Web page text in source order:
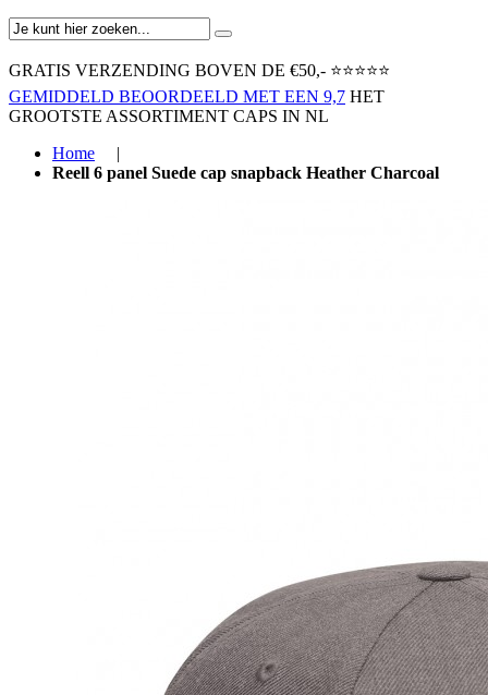
GRATIS VERZENDING BOVEN ​DE €50,-​ ⭐⭐⭐⭐⭐
GEMIDDELD BEOORDEELD MET EEN 9,7 HET
GROOTSTE ASSORTIMENT CAPS IN NL
Home
|
Reell 6 panel Suede cap snapback Heather Charcoal